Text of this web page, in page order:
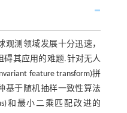
测领域发展十分迅速，
碍其应用的难题.针对无人
feature transform)拼
基于随机抽样一致性算法
和最小二乘匹配改进的